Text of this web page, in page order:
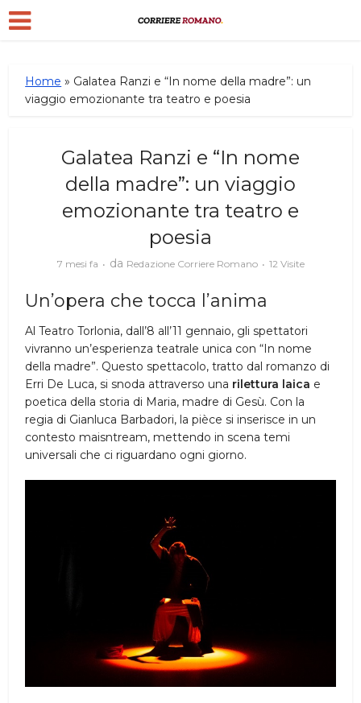
Home » Galatea Ranzi e “In nome della madre”: un
viaggio emozionante tra teatro e poesia
Galatea Ranzi e “In nome
della madre”: un viaggio
emozionante tra teatro e
poesia
7 mesi fa da Redazione Corriere Romano 12 Visite
Un’opera che tocca l’anima
Al Teatro Torlonia, dall’8 all’11 gennaio, gli spettatori
vivranno un’esperienza teatrale unica con “In nome
della madre”. Questo spettacolo, tratto dal romanzo di
Erri De Luca, si snoda attraverso una rilettura laica e
poetica della storia di Maria, madre di Gesù. Con la
regia di Gianluca Barbadori, la pièce si inserisce in un
contesto maisntream, mettendo in scena temi
universali che ci riguardano ogni giorno.